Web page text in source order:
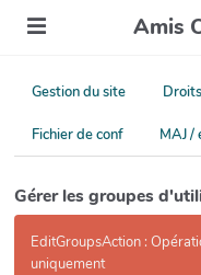
Amis
Gestion du site Droits
Fichier de conf MAJ /
Gérer les groupes
EditGroupsAction :
uniquement